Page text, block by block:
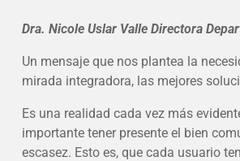
Dra. Nicole Uslar Valle Directora
Un mensaje que nos plantea la
mirada integradora, las mejores
Es una realidad cada vez más
importante tener presente el bien
escasez. Esto es, que cada usuario